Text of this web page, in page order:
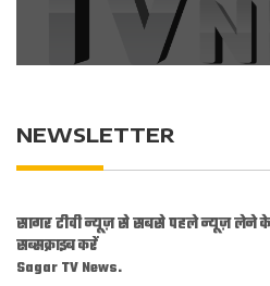
NEWSLETTER
सागर टीवी न्यूज़ से सबसे पहले न्यूज़ लेने
सब्सक्राइब करें
Sagar TV News.